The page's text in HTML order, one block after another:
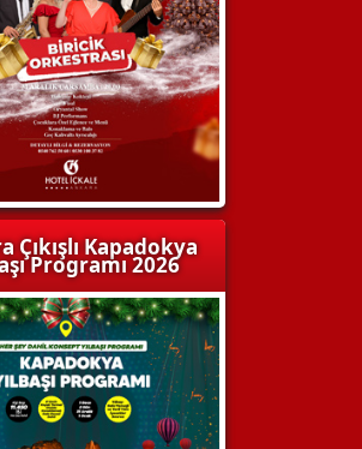
Çıkışlı Kapadokya
Programı 2026